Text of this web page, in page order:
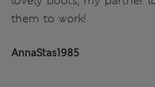
them to work!
AnnaStas1985